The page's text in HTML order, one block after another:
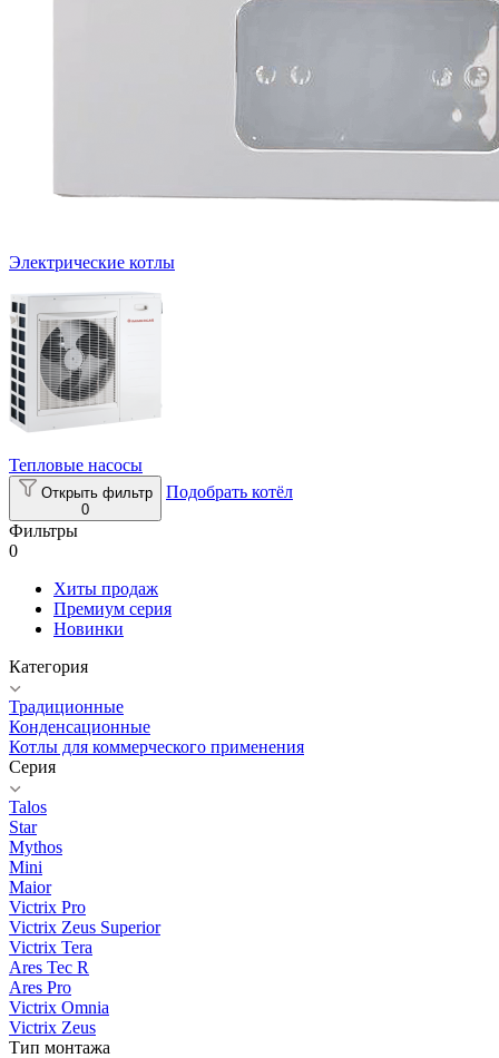
Электрические котлы
Тепловые насосы
Открыть фильтр
0
Подобрать котёл
Фильтры
0
Хиты продаж
Премиум серия
Новинки
Категория
Традиционные
Конденсационные
Котлы для коммерческого применения
Серия
Talos
Star
Mythos
Mini
Maior
Victrix Pro
Victrix Zeus Superior
Victrix Tera
Ares Tec R
Ares Pro
Victrix Omnia
Victrix Zeus
Тип монтажа